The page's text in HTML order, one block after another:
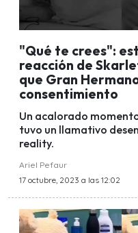
"Qué te crees":
reacción de
que Gran
consentimiento
Un acalorado
tuvo un llamativo
reality.
Ariel Pefaur
17 octubre, 2023 a las 12:02